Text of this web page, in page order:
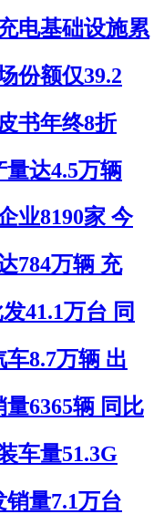
电基础设施累
份额仅39.2
书年终8折
达4.5万辆
业8190家 今
784万辆 充
41.1万台 同
8.7万辆 出
6365辆 同比
车量51.3G
量7.1万台